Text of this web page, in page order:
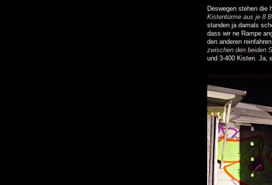
Deswegen stehen
Kistentürme aus je 8
standen ja damals
dass wir ne Rampe
den anderen
zwischen den beiden
und 3-400 Kisten. Ja,